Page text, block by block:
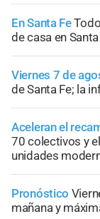
En Santa Fe
de casa en
Viernes 7 de
de Santa Fe; la
Aceleran el
70 colectivos y
unidades
Pronóstico
mañana y